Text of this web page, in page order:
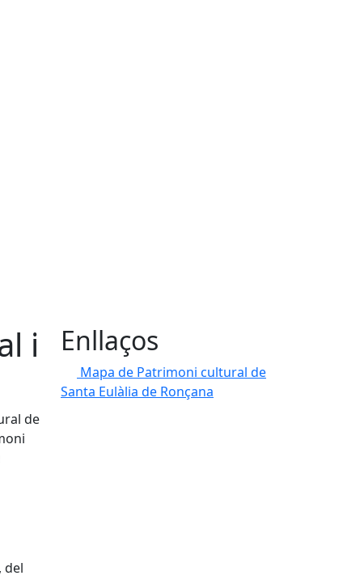
i
de
del
Enllaços
Mapa de Patrimoni cultural de
Santa Eulàlia de Ronçana